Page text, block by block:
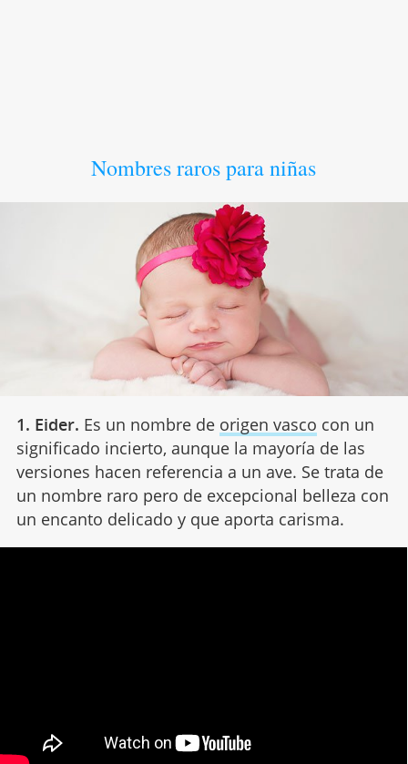
Nombres raros para niñas
1. Eider. Es un nombre de origen vasco con un
significado incierto, aunque la mayoría de las
versiones hacen referencia a un ave. Se trata de
un nombre raro pero de excepcional belleza con
un encanto delicado y que aporta carisma.